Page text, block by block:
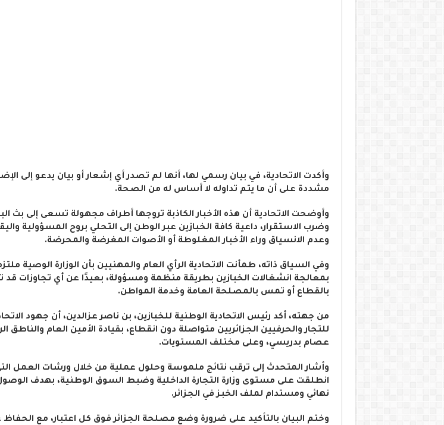
وأكدت الاتحادية، في بيان رسمي لها، أنها لم تصدر أي إشعار أو بيان يدعو إلى
مشددة على أن ما يتم تداوله لا أساس له من الصحة.
وأوضحت الاتحادية أن هذه الأخبار الكاذبة تروجها أطراف مجهولة تسعى إلى بث
وضرب الاستقرار، داعية كافة الخبازين عبر الوطن إلى التحلي بروح المسؤولية
وعدم الانسياق وراء الأخبار المغلوطة أو الأصوات المغرضة والمحرضة.
وفي السياق ذاته، طمأنت الاتحادية الرأي العام والمهنيين بأن الوزارة الوصية
بمعالجة انشغالات الخبازين بطريقة منظمة ومسؤولة، بعيدًا عن أي تجاوزات قد
بالقطاع أو تمس بالمصلحة العامة وخدمة المواطن.
من جهته، أكد رئيس الاتحادية الوطنية للخبازين، بن ناصر عزالدين، أن جهود
للتجار والحرفيين الجزائريين متواصلة دون انقطاع، بقيادة الأمين العام والناطق
عصام بدريسي، وعلى مختلف المستويات.
وأشار المتحدث إلى ترقب نتائج ملموسة وحلول عملية من خلال ورشات العمل
انطلقت على مستوى وزارة التجارة الداخلية وضبط السوق الوطنية، بهدف
نهائي ومستدام لملف الخبز في الجزائر.
وختم البيان بالتأكيد على ضرورة وضع مصلحة الجزائر فوق كل اعتبار، مع الحفاظ